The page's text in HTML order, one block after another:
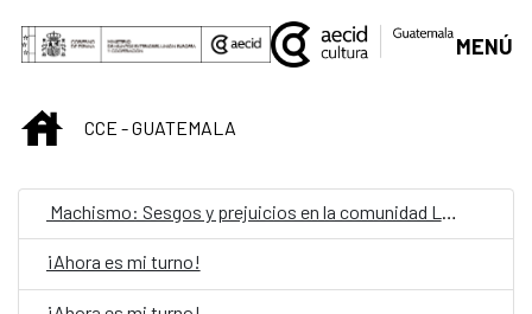
Skip to Main Content
MENÚ
INICIOCCE - GUATEMALA
Machismo: Sesgos y prejuicios en la comunidad LGBTIQ
¡Ahora es mi turno!